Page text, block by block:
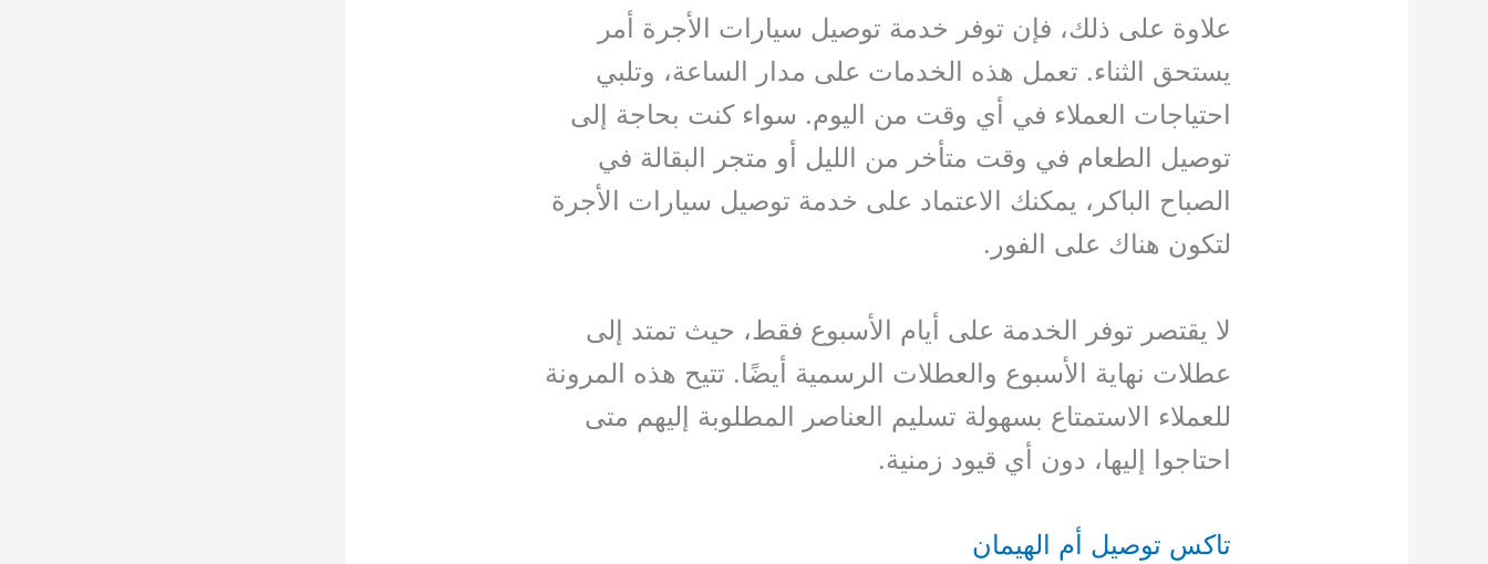
علاوة على ذلك، فإن توفر خدمة توصيل سيارات الأجرة أمر
يستحق الثناء. تعمل هذه الخدمات على مدار الساعة، وتلبي
احتياجات العملاء في أي وقت من اليوم. سواء كنت بحاجة إلى
توصيل الطعام في وقت متأخر من الليل أو متجر البقالة في
الصباح الباكر، يمكنك الاعتماد على خدمة توصيل سيارات الأجرة
لتكون هناك على الفور.
لا يقتصر توفر الخدمة على أيام الأسبوع فقط، حيث تمتد إلى
عطلات نهاية الأسبوع والعطلات الرسمية أيضًا. تتيح هذه المرونة
للعملاء الاستمتاع بسهولة تسليم العناصر المطلوبة إليهم متى
احتاجوا إليها، دون أي قيود زمنية.
تاكس توصيل أم الهيمان